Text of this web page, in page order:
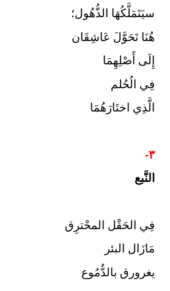
سيَتَمَلَّكُهَا الذُّهُول؛
هُنَا تَحَوَّلَ عَاشِقَان
إِلَى أَصْلِهِمَا
فِي الُحُلم
الَّذِي اختَارَهُمَا
٣-
النَّبع
فِي الحَقْل المحْترِق
مَازَال البئر
يغرورق بالدٌّمُوع